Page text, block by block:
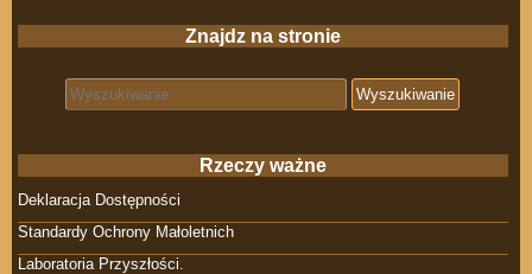
Znajdz na stronie
Search for:
Rzeczy ważne
Deklaracja Dostępności
Standardy Ochrony Małoletnich
Laboratoria Przyszłości.